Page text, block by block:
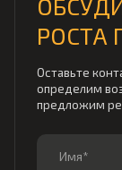
РОСТА
Оставьте
определим
предложим